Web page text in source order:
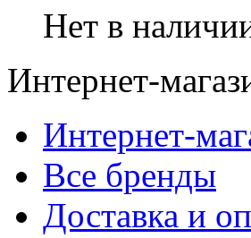
Нет в
Интернет-
Интернет-
Все бренды
Доставка и